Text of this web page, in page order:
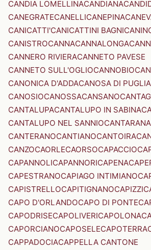
CANDIA LOMELLINACANDIANA
CANEGRATECANELLICANEPINA
CANICATTI'CANICATTINI BAGNI
CANISTROCANNACANNALONGA
CANNERO RIVIERACANNETO PAVESE
CANNETO SULL'OGLIOCANNOBIO
CANONICA D'ADDACANOSA DI PUGLIA
CANOSIOCANOSSACANSANO
CANTALUPACANTALUPO IN SABINA
CANTALUPO NEL SANNIOCANTARANA
CANTERANOCANTIANOCANTOIRA
CANZOCAORLECAORSOCAPACCIO
CAPANNOLICAPANNORICAPENA
CAPESTRANOCAPIAGO INTIMIANO
CAPISTRELLOCAPITIGNANOCAPIZZI
CAPO D'ORLANDOCAPO DI PONTE
CAPODRISECAPOLIVERICAPOLONA
CAPORCIANOCAPOSELECAPOTERRA
CAPPADOCIACAPPELLA CANTONE